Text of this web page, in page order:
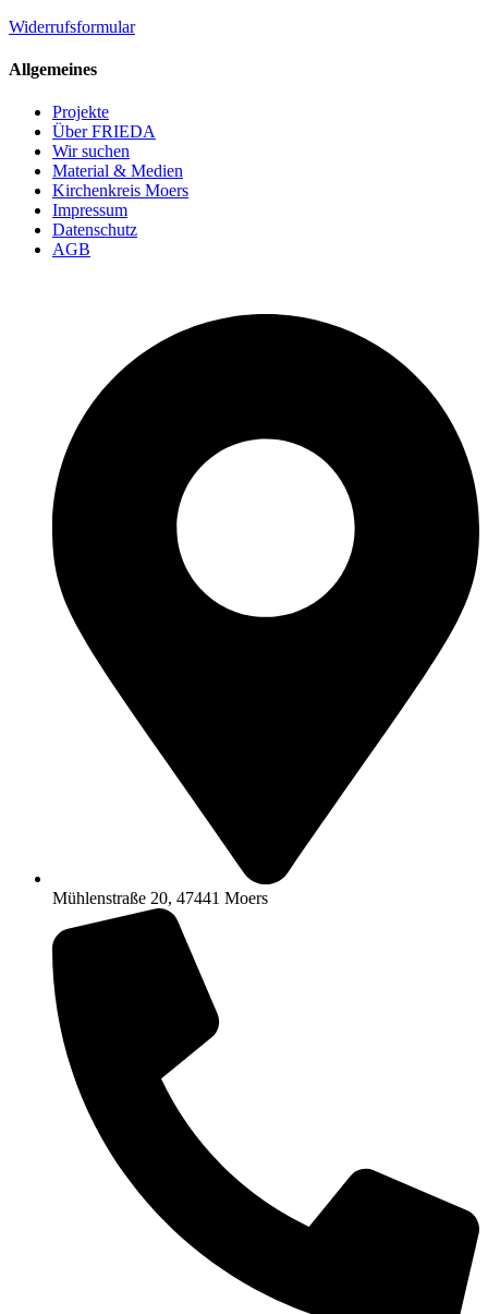
Widerrufsformular
Allgemeines
Projekte
Über FRIEDA
Wir suchen
Material & Medien
Kirchenkreis Moers
Impressum
Datenschutz
AGB
Mühlenstraße 20, 47441 Moers